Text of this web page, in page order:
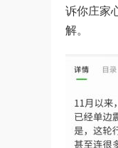
诉你庄家
解。